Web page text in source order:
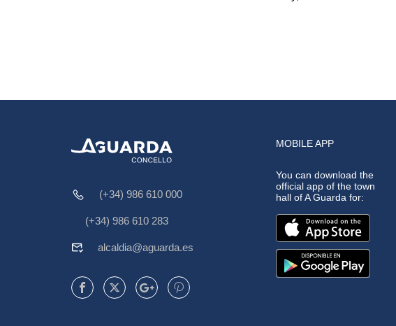
(+34) 986 610 000
(+34) 986 610 283
alcaldia@aguarda.es
MOBILE APP
You can download the
official app of the town
hall of A Guarda for: